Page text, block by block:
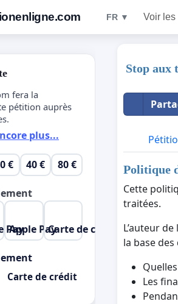
FR ▼ Voir les
Stop aux
Politique
Cette
traitées.
L’auteur
la base
Les
fera la
pétition auprès
plus...
€ 40 € 80 €
Pay
Apple PayCarte de crédit
Carte de crédit